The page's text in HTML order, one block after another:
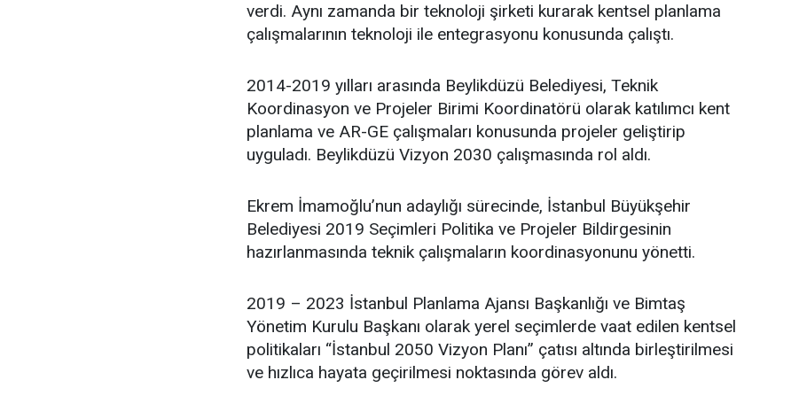
verdi. Aynı zamanda bir teknoloji şirketi kurarak kentsel planlama
çalışmalarının teknoloji ile entegrasyonu konusunda çalıştı.
2014-2019 yılları arasında Beylikdüzü Belediyesi, Teknik
Koordinasyon ve Projeler Birimi Koordinatörü olarak katılımcı kent
planlama ve AR-GE çalışmaları konusunda projeler geliştirip
uyguladı. Beylikdüzü Vizyon 2030 çalışmasında rol aldı.
Ekrem İmamoğlu’nun adaylığı sürecinde, İstanbul Büyükşehir
Belediyesi 2019 Seçimleri Politika ve Projeler Bildirgesinin
hazırlanmasında teknik çalışmaların koordinasyonunu yönetti.
2019 – 2023 İstanbul Planlama Ajansı Başkanlığı ve Bimtaş
Yönetim Kurulu Başkanı olarak yerel seçimlerde vaat edilen kentsel
politikaları “İstanbul 2050 Vizyon Planı” çatısı altında birleştirilmesi
ve hızlıca hayata geçirilmesi noktasında görev aldı.